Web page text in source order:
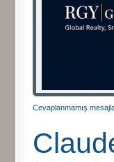
Cevaplanmamış